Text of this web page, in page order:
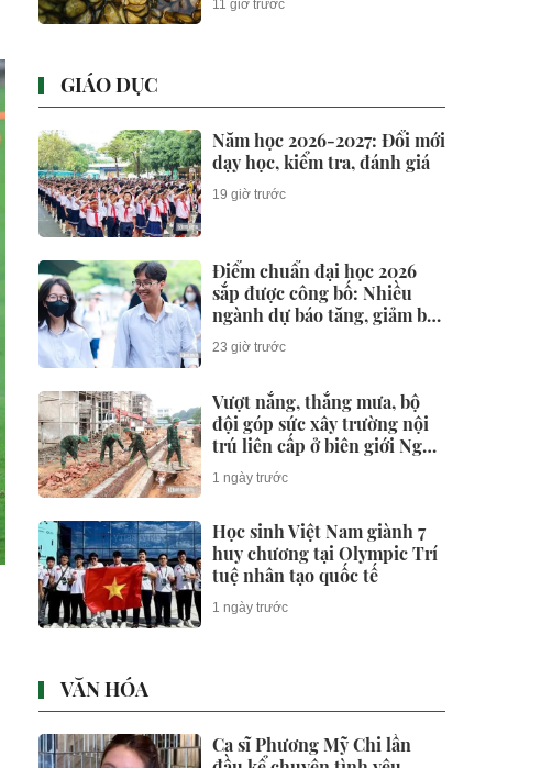
11 giờ trước
GIÁO DỤC
Năm học 2026-2027: Đổi mới
dạy học, kiểm tra, đánh giá
19 giờ trước
Điểm chuẩn đại học 2026
sắp được công bố: Nhiều
ngành dự báo tăng, giảm bất
ngờ
23 giờ trước
Vượt nắng, thắng mưa, bộ
đội góp sức xây trường nội
trú liên cấp ở biên giới Nghệ
An
1 ngày trước
Học sinh Việt Nam giành 7
huy chương tại Olympic Trí
tuệ nhân tạo quốc tế
1 ngày trước
VĂN HÓA
Ca sĩ Phương Mỹ Chi lần